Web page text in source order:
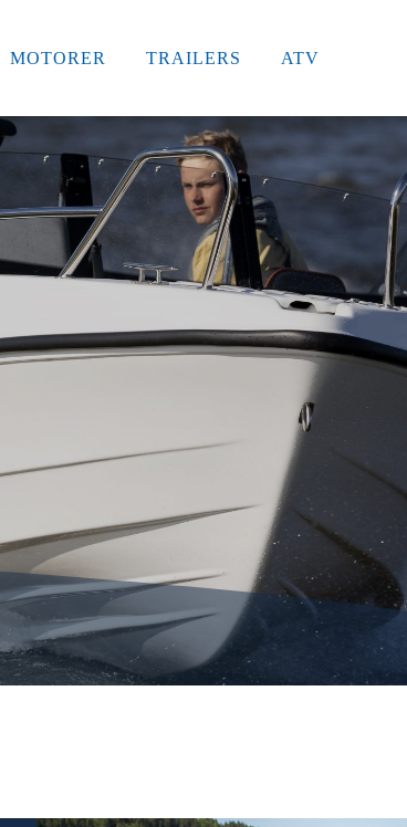
MOTORER TRAILERS ATV